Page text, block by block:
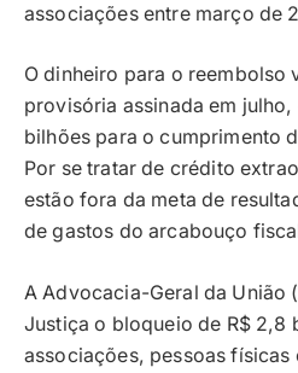
associações entre março de
O dinheiro para o reembolso
provisória assinada em julho,
bilhões para o cumprimento
Por se tratar de crédito
estão fora da meta de
de gastos do arcabouço
A Advocacia-Geral da União
Justiça o bloqueio de R$ 2,8
associações, pessoas físicas